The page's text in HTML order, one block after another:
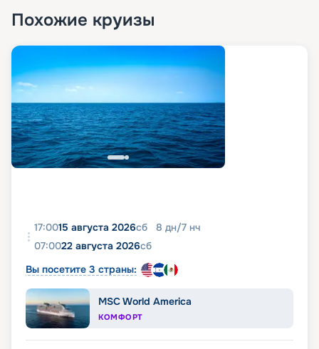
Похожие круизы
17:0015 августа 2026сб 8 дн/7 нч
07:0022 августа 2026сб
Вы посетите 3 страны:
MSC World America
КОМФОРТ